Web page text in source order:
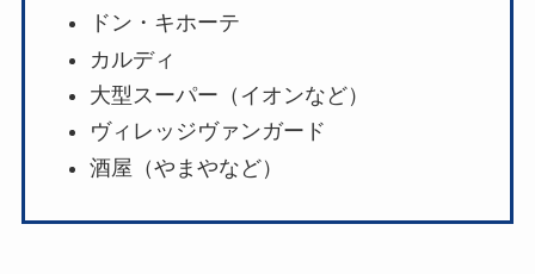
ドン・キホーテ
カルディ
大型スーパー（イオンなど）
ヴィレッジヴァンガード
酒屋（やまやなど）